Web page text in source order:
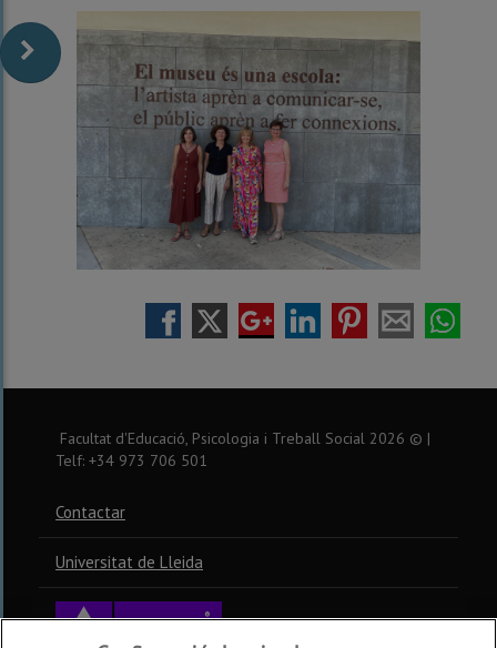
Facultat d'Educació, Psicologia i Treball Social 2026 © |
Telf: +34 973 706 501
Contactar
Universitat de Lleida